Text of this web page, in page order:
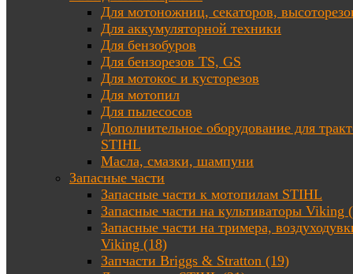
Для мотоножниц, секаторов,
Для аккумуляторной техники
Для бензобуров
Для бензорезов TS, GS
Для мотокос и кусторезов
Для мотопил
Для пылесосов
Дополнительное оборудование для
STIHL
Масла, смазки, шампуни
Запасные части
Запасные части к мотопилам STIHL
Запасные части на культиваторы Viking
Запасные части на тримера,
Viking (18)
Запчасти Briggs & Stratton (19)